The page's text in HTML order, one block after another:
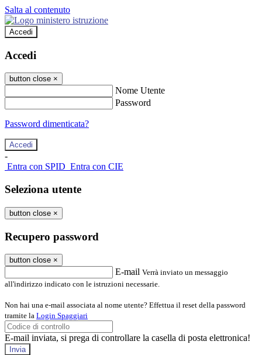
Salta al contenuto
Accedi
Accedi
button close ×
Nome Utente
Password
Password dimenticata?
-
Entra con SPID Entra con CIE
Seleziona utente
button close ×
Recupero password
button close ×
E-mail Verrà inviato un messaggio
all'indirizzo indicato con le istruzioni necessarie.
Non hai una e-mail associata al nome utente? Effettua il reset della password
tramite la Login Spaggiari
E-mail inviata, si prega di controllare la casella di posta elettronica!